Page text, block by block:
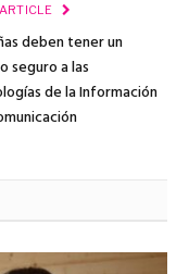
deben tener un
seguro a las
de la Información